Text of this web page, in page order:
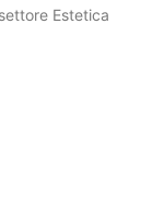
Estetica